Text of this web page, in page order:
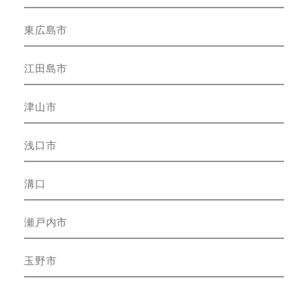
東広島市
江田島市
津山市
浅口市
溝口
瀬戸内市
玉野市